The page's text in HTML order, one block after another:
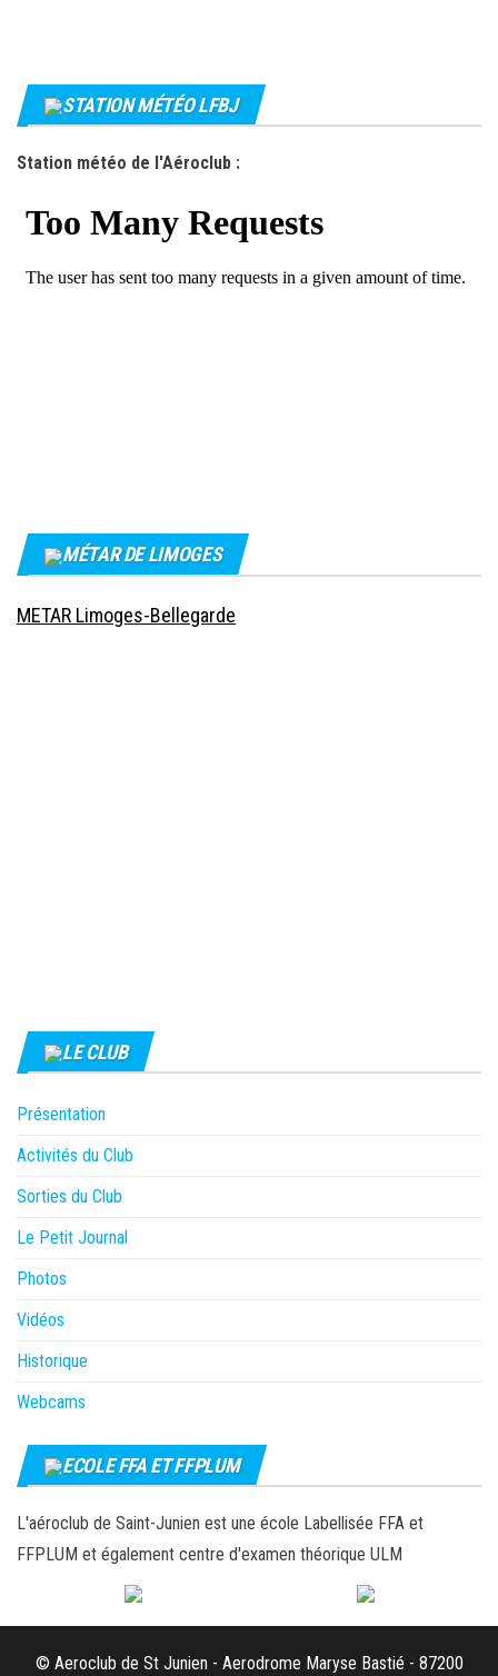
STATION MÉTÉO LFBJ
Station météo de l'Aéroclub :
MÉTAR DE LIMOGES
METAR Limoges-Bellegarde
LE CLUB
Présentation
Activités du Club
Sorties du Club
Le Petit Journal
Photos
Vidéos
Historique
Webcams
ECOLE FFA ET FFPLUM
L'aéroclub de Saint-Junien est une école Labellisée FFA et
FFPLUM et également centre d'examen théorique ULM
© Aeroclub de St Junien - Aerodrome Maryse Bastié - 87200